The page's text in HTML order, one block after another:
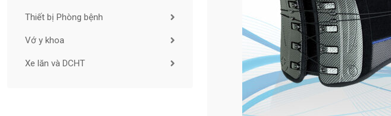
Thiết bị Phòng bệnh
Vớ y khoa
Xe lăn và DCHT